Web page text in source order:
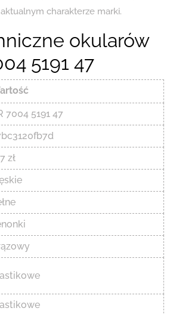
charakterze marki.
okularów
5191 47
7004 5191 47
zł